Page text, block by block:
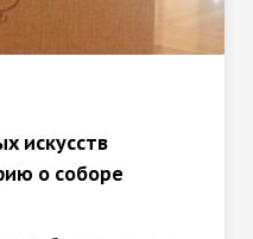
искусств
о cоборе